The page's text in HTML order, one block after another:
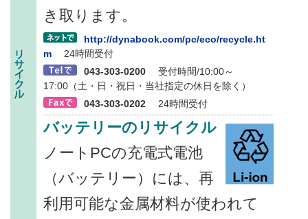
き取ります。
http://dynabook.com/pc/eco/recycle.ht
m
24時間受付
043-303-0200
受付時間/10:00～
17:00（土・日・祝日・当社指定の休日を除く）
043-303-0202
24時間受付
バッテリーのリサイクル
ノートPCの充電式電池
（バッテリー）には、再
利用可能な金属材料が使われて